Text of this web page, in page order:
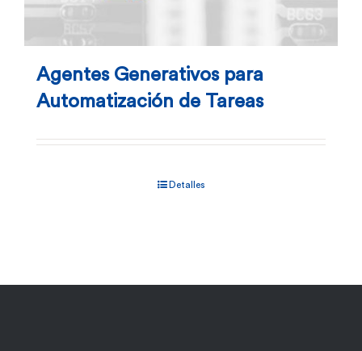
Agentes Generativos para
Automatización de Tareas
Detalles